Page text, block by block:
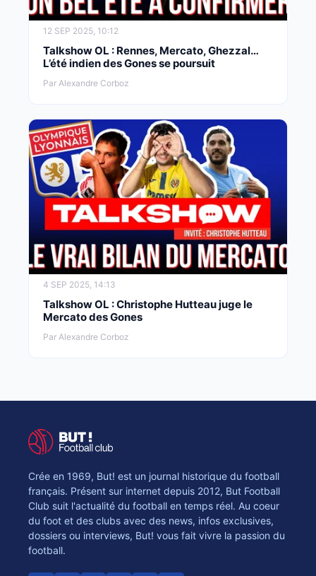
12 SEP 2025, 10:12
Talkshow OL : Rennes, Mercato, Ghezzal…
L’été indien des Gones se poursuit
Par Alexandre Corboz
4 SEP 2025, 14:13
Talkshow OL : Christophe Hutteau juge le
Mercato des Gones
Par Alexandre Corboz
Crée en 1969, But! est un journal historique du football
français. Présent sur internet depuis 2012, But Football
Club suit l'actualité du football en temps réel. Au coeur
du foot et des clubs avec des news, infos exclusives,
dossiers ou interviews, But! vous fait vivre la passion du
football.